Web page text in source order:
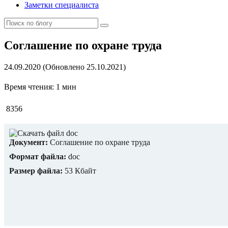
Заметки специалиста
Соглашение по охране труда
24.09.2020 (Обновлено 25.10.2021)
Время чтения: 1 мин
8356
Документ: Соглашение по охране труда
Формат файла: doc
Размер файла: 53 Кбайт